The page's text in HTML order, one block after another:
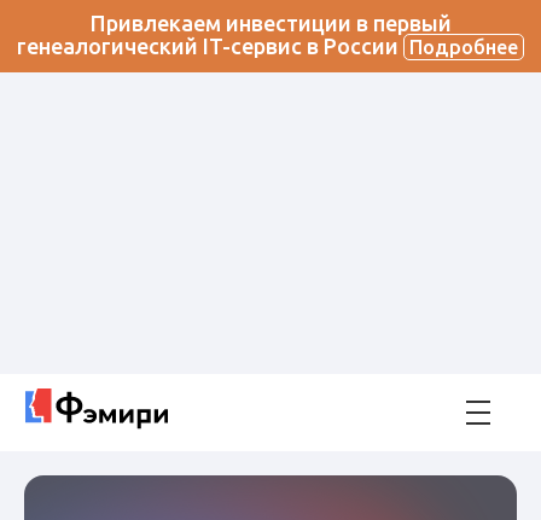
Привлекаем инвестиции в первый
генеалогический IT-сервис в России
Подробнее